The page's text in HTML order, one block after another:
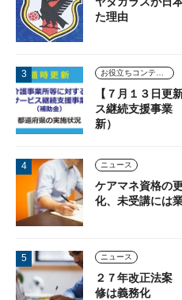
た理由
【７月１３日更
ス継続支援事業
新）
ニュース
ケアマネ資格の
化、未受講には
ニュース
２７年改正法
修は義務化